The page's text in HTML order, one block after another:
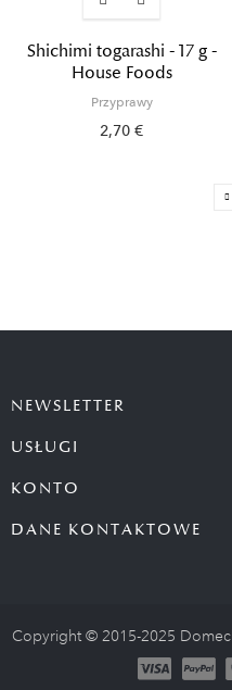
Shichimi togarashi - 17 g -
House Foods
Przyprawy
2,70 €
NEWSLETTER
USŁUGI
KONTO
DANE KONTAKTOWE
Copyright © 2015-2025